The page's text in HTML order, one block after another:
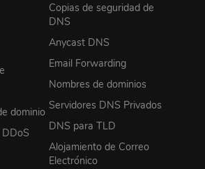
dominio
Copias de seguridad de
DNS
Anycast DNS
Email Forwarding
Nombres de dominios
Servidores DNS Privados
DNS para TLD
Alojamiento de Correo
Electrónico